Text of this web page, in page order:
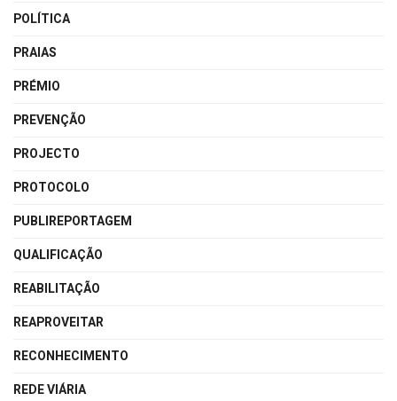
POLÍTICA
PRAIAS
PRÉMIO
PREVENÇÃO
PROJECTO
PROTOCOLO
PUBLIREPORTAGEM
QUALIFICAÇÃO
REABILITAÇÃO
REAPROVEITAR
RECONHECIMENTO
REDE VIÁRIA